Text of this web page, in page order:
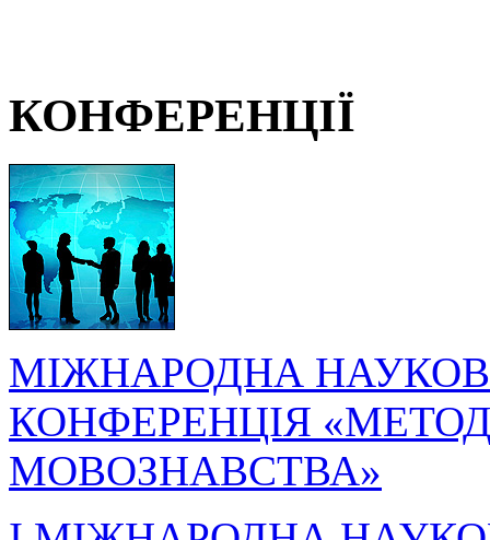
КОНФЕРЕНЦІЇ
МІЖНАРОДНА
КОНФЕРЕНЦІЯ
МОВОЗНАВСТВА»